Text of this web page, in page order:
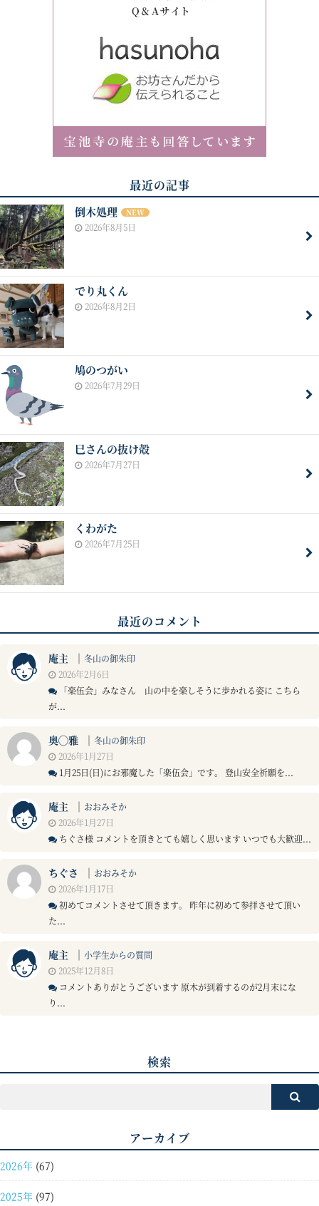
最近の記事
倒木処理 NEW
2026年8月5日
でり丸くん
2026年8月2日
鳩のつがい
2026年7月29日
巳さんの抜け殻
2026年7月27日
くわがた
2026年7月25日
最近のコメント
庵主 ｜ 冬山の御朱印
2026年2月6日
「楽伍会」みなさん 山の中を楽しそうに歩かれる姿に こちら
が...
奥◯雅 ｜ 冬山の御朱印
2026年1月27日
1月25日(日)にお邪魔した「楽伍会」です。 登山安全祈願を...
庵主 ｜ おおみそか
2026年1月27日
ちぐさ様 コメントを頂きとても嬉しく思います いつでも大歓迎...
ちぐさ ｜ おおみそか
2026年1月17日
初めてコメントさせて頂きます。 昨年に初めて参拝させて頂い
た...
庵主 ｜ 小学生からの質問
2025年12月8日
コメントありがとうございます 原木が到着するのが2月末にな
り...
検索
アーカイブ
2026年 (67)
2025年 (97)